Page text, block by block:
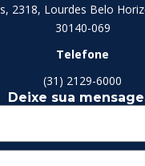
2318, Lourdes Belo
30140-069
Telefone
(31) 2129-6000
Deixe sua